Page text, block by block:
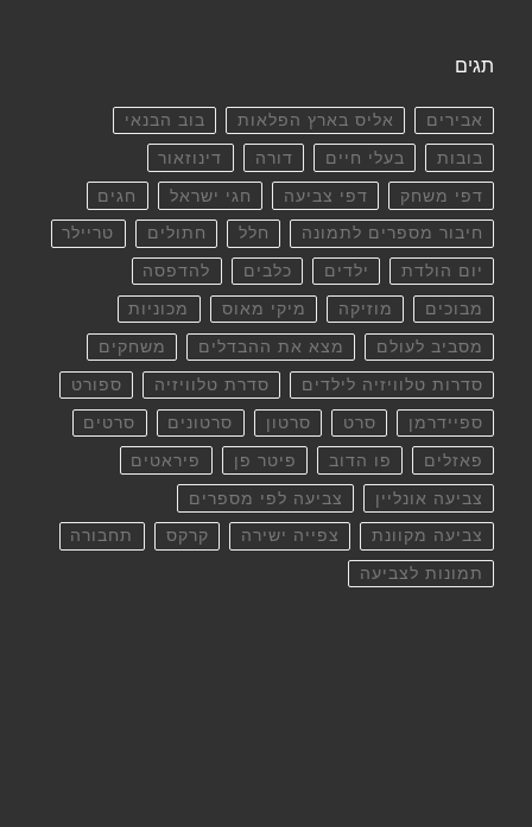
תגים
אבירים אליס בארץ הפלאות בוב הבנאי
בובות בעלי חיים דורה דינוזאור
דפי משחק דפי צביעה חגי ישראל חגים
חיבור מספרים לתמונה חלל חתולים טריילר
יום הולדת ילדים כלבים להדפסה
מבוכים מוזיקה מיקי מאוס מכוניות
מסביב לעולם מצא את ההבדלים משחקים
סדרות טלוויזיה לילדים סדרת טלוויזיה ספורט
ספיידרמן סרט סרטון סרטונים סרטים
פאזלים פו הדוב פיטר פן פיראטים
צביעה אונליין צביעה לפי מספרים
צביעה מקוונת צפייה ישירה קרקס תחבורה
תמונות לצביעה